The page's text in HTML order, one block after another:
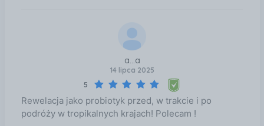
a...a
14 lipca 2025
5
Rewelacja jako probiotyk przed, w trakcie i po
podróży w tropikalnych krajach! Polecam !